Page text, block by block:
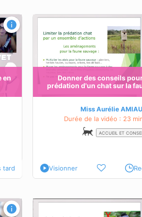
en
tard
Donner des conseils
prédation d'un chat sur la
Miss Aurélie
Durée de la vidéo : 23
ACCUEIL ET
chat
Visionner
un